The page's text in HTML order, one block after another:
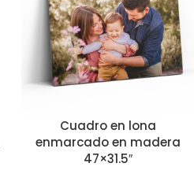
Cuadro en lona
enmarcado en madera
47×31.5″